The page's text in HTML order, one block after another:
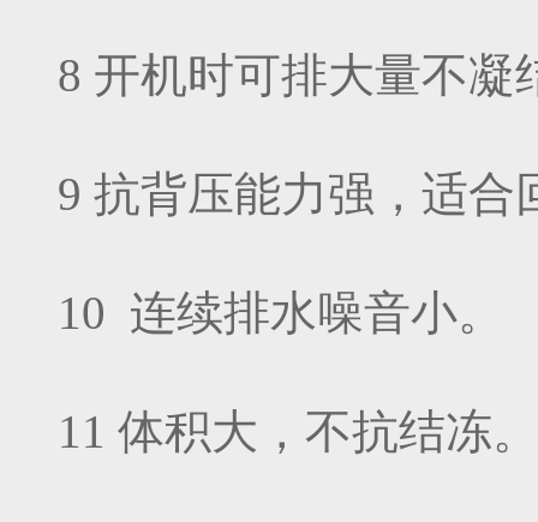
8 开机时可排大量不凝
9 抗背压能力强，适合
10 连续排水噪音小。
11 体积大，不抗结冻。